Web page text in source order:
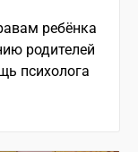
ребёнка
родителей
психолога